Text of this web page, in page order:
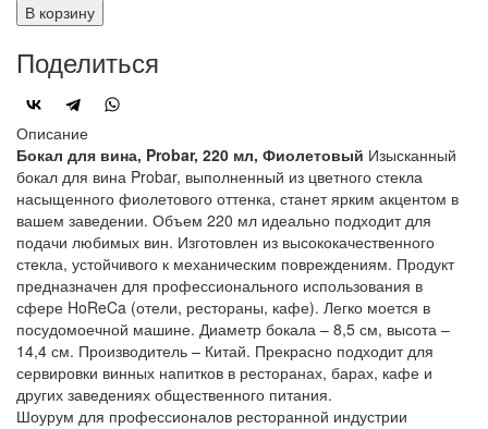
В корзину
Поделиться
Описание
Бокал для вина, Probar, 220 мл, Фиолетовый Изысканный
бокал для вина Probar, выполненный из цветного стекла
насыщенного фиолетового оттенка, станет ярким акцентом в
вашем заведении. Объем 220 мл идеально подходит для
подачи любимых вин. Изготовлен из высококачественного
стекла, устойчивого к механическим повреждениям. Продукт
предназначен для профессионального использования в
сфере HoReCa (отели, рестораны, кафе). Легко моется в
посудомоечной машине. Диаметр бокала – 8,5 см, высота –
14,4 см. Производитель – Китай. Прекрасно подходит для
сервировки винных напитков в ресторанах, барах, кафе и
других заведениях общественного питания.
Шоурум для профессионалов ресторанной индустрии